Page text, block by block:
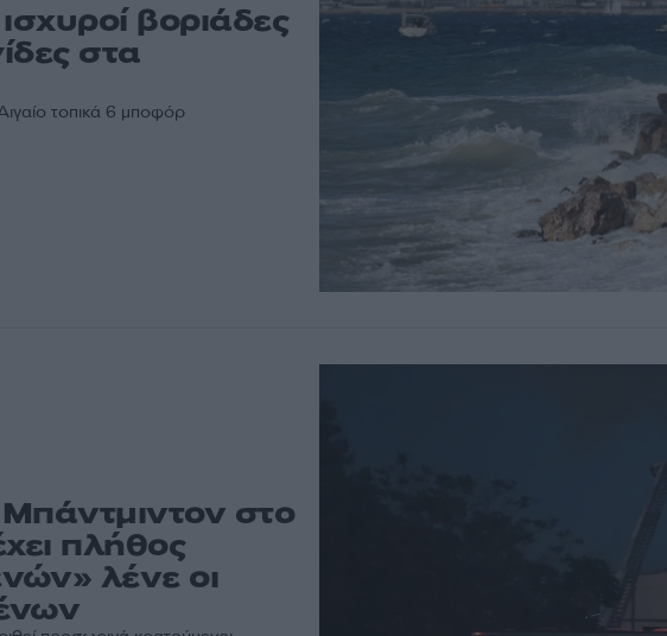
βοριάδες
στα
τοπικά 6 μποφόρ
Μπάντμιντον στο
πλήθος
λένε οι